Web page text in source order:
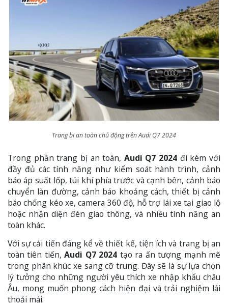
Trang bị an toàn chủ động trên Audi Q7 2024
Trong phần trang bị an toàn, Audi Q7 2024 đi kèm với
đầy đủ các tính năng như kiểm soát hành trình, cảnh
báo áp suất lốp, túi khí phía trước và cạnh bên, cảnh báo
chuyển làn đường, cảnh báo khoảng cách, thiết bị cảnh
báo chống kéo xe, camera 360 độ, hỗ trợ lái xe tại giao lộ
hoặc nhận diện đèn giao thông, và nhiều tính năng an
toàn khác.
Với sự cải tiến đáng kể về thiết kế, tiện ích và trang bị an
toàn tiên tiến,Audi Q7 2024 tạo ra ấn tượng mạnh mẽ
trong phân khúc xe sang cỡ trung. Đây sẽ là sự lựa chọn
lý tưởng cho những người yêu thích xe nhập khẩu châu
Âu, mong muốn phong cách hiện đại và trải nghiệm lái
thoải mái.